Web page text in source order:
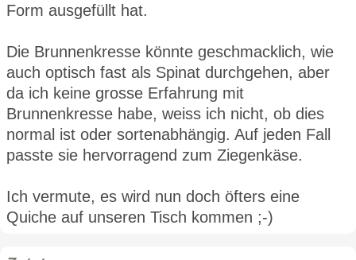
Form ausgefüllt hat.
Die Brunnenkresse könnte geschmacklich, wie
auch optisch fast als Spinat durchgehen, aber
da ich keine grosse Erfahrung mit
Brunnenkresse habe, weiss ich nicht, ob dies
normal ist oder sortenabhängig. Auf jeden Fall
passte sie hervorragend zum Ziegenkäse.
Ich vermute, es wird nun doch öfters eine
Quiche auf unseren Tisch kommen ;-)